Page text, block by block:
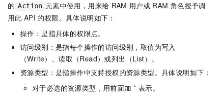
的 Action 元素中使用，用来给 RAM 用户或 RAM 角色授予调
用此 API 的权限。具体说明如下：
操作：是指具体的权限点。
访问级别：是指每个操作的访问级别，取值为写入
（Write）、读取（Read）或列出（List）。
资源类型：是指操作中支持授权的资源类型。具体说明如下：
对于必选的资源类型，用前面加 * 表示。